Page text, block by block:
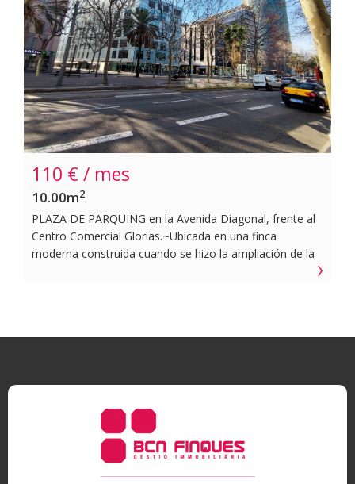
~Cabe mencionar que este arrendamiento está sujeto al
IVA.~
110 € / mes
10.00m2
PLAZA DE PARQUING en la Avenida Diagonal, frente al
Centro Comercial Glorias.~Ubicada en una finca
moderna construida cuando se hizo la ampliación de la
facilidad de maniobra interior. ~Tiene además otro
arrendamiento está sujeto al IVA.~